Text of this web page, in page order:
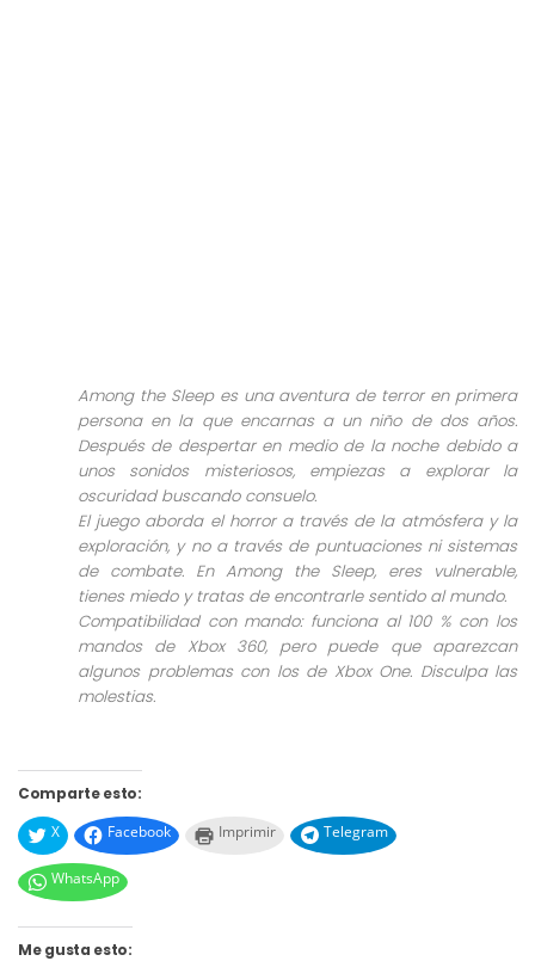
Among the Sleep es una aventura de terror en primera
persona en la que encarnas a un niño de dos años.
Después de despertar en medio de la noche debido a
unos sonidos misteriosos, empiezas a explorar la
oscuridad buscando consuelo.
El juego aborda el horror a través de la atmósfera y la
exploración, y no a través de puntuaciones ni sistemas
de combate. En Among the Sleep, eres vulnerable,
tienes miedo y tratas de encontrarle sentido al mundo.
Compatibilidad con mando: funciona al 100 % con los
mandos de Xbox 360, pero puede que aparezcan
algunos problemas con los de Xbox One. Disculpa las
molestias.
Comparte esto:
X
Facebook Imprimir Telegram
WhatsApp
Me gusta esto: